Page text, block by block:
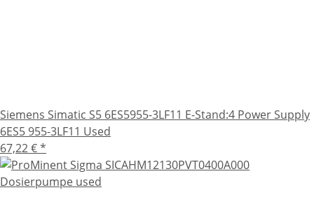
Siemens Simatic S5 6ES5955-3LF11 E-Stand:4 Power Supply
6ES5 955-3LF11 Used
67,22 €*